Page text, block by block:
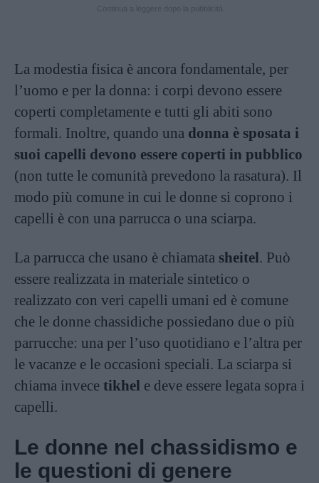
La modestia fisica è ancora fondamentale, per
l’uomo e per la donna: i corpi devono essere
coperti completamente e tutti gli abiti sono
formali. Inoltre, quando una donna è sposata i
suoi capelli devono essere coperti in pubblico
(non tutte le comunità prevedono la rasatura). Il
modo più comune in cui le donne si coprono i
capelli è con una parrucca o una sciarpa.
La parrucca che usano è chiamata sheitel. Può
essere realizzata in materiale sintetico o
realizzato con veri capelli umani ed è comune
che le donne chassidiche possiedano due o più
parrucche: una per l’uso quotidiano e l’altra per
le vacanze e le occasioni speciali. La sciarpa si
chiama invece tikhel e deve essere legata sopra i
capelli.
Le donne nel chassidismo e
le questioni di genere